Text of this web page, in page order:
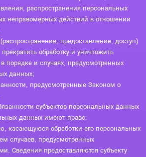
распространения персональных
неправомерных действий в отношении
предоставление, доступ)
обработку и уничтожить
порядке и случаях, предусмотренных
данных;
предусмотренные Законом о
субъектов персональных данных
данных имеют право:
касающуюся обработки его персональных
случаев, предусмотренных
Сведения предоставляются субъекту